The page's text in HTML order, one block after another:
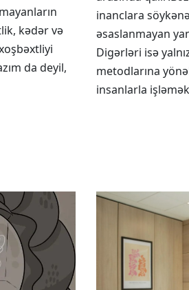
kədər və
da deyil,
inanclara
əsaslanmayan
Digərləri isə
metodlarına
insanlarla